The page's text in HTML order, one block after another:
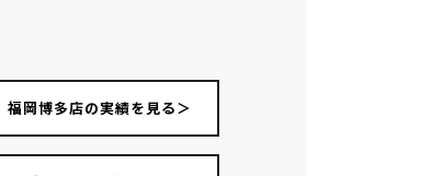
福岡博多店の実績を見る＞